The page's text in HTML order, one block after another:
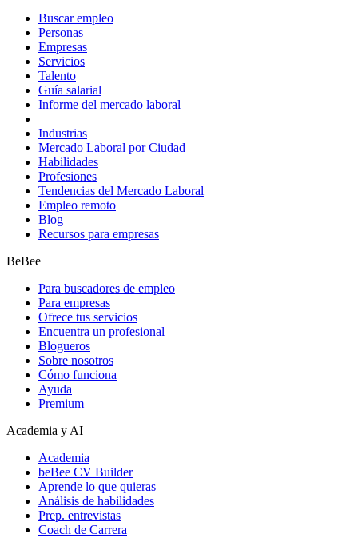
Buscar empleo
Personas
Empresas
Servicios
Talento
Guía salarial
Informe del mercado laboral
Industrias
Mercado Laboral por Ciudad
Habilidades
Profesiones
Tendencias del Mercado Laboral
Empleo remoto
Blog
Recursos para empresas
BeBee
Para buscadores de empleo
Para empresas
Ofrece tus servicios
Encuentra un profesional
Blogueros
Sobre nosotros
Cómo funciona
Ayuda
Premium
Academia y AI
Academia
beBee CV Builder
Aprende lo que quieras
Análisis de habilidades
Prep. entrevistas
Coach de Carrera